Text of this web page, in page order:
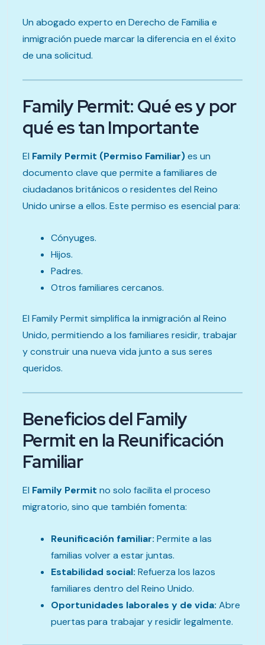
Un abogado experto en Derecho de Familia e
inmigración puede marcar la diferencia en el éxito
de una solicitud.
Family Permit: Qué es y por
qué es tan Importante
El Family Permit (Permiso Familiar)es un
documento clave que permite a familiares de
ciudadanos británicos o residentes del Reino
Unido unirse a ellos. Este permiso es esencial para:
Cónyuges.
Hijos.
Padres.
Otros familiares cercanos.
El Family Permit simplifica la inmigración al Reino
Unido, permitiendo a los familiares residir, trabajar
y construir una nueva vida junto a sus seres
queridos.
Beneficios del Family
Permit en la Reunificación
Familiar
El Family Permit no solo facilita el proceso
migratorio, sino que también fomenta:
Reunificación familiar: Permite a las
familias volver a estar juntas.
Estabilidad social: Refuerza los lazos
familiares dentro del Reino Unido.
Oportunidades laborales y de vida: Abre
puertas para trabajar y residir legalmente.